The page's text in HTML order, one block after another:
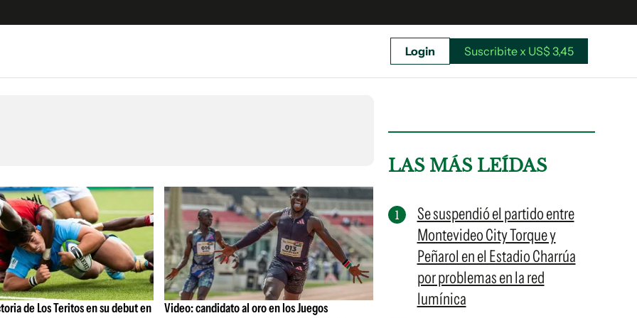
Unidos
Suscribite x US$ 3,45
Login Suscribite x US$ 3,45
de Los Teritos en su debut en
Video: candidato al oro en los Juegos
LAS MÁS LEÍDAS
Se suspendió el partido entre
Montevideo City Torque y
Peñarol en el Estadio Charrúa
por problemas en la red
lumínica